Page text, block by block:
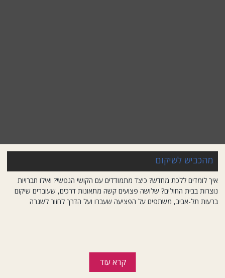
מהכביש לשיקום
איך לומדים ללכת מחדש? כיצד מתמודדים עם הקושי הנפשי? ואילו חברויות
נוצרות בבית החולים? שלושה פצועים קשה מתאונות דרכים, שעוברים שיקום
ברעות תל-אביב, משתפים על הפציעה שעברו ועל הדרך לחזור לשגרה
קרא עוד